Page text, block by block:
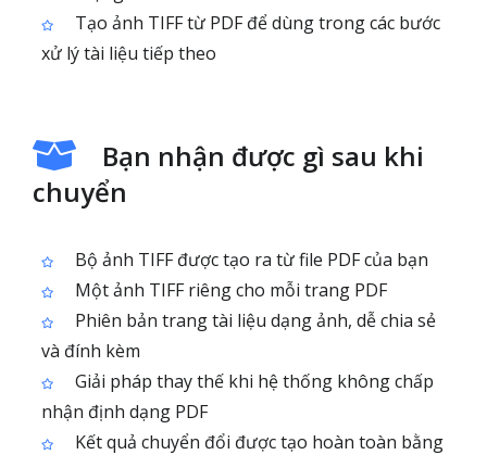
Tạo ảnh TIFF từ PDF để dùng trong các bước
xử lý tài liệu tiếp theo
Bạn nhận được gì sau khi
chuyển
Bộ ảnh TIFF được tạo ra từ file PDF của bạn
Một ảnh TIFF riêng cho mỗi trang PDF
Phiên bản trang tài liệu dạng ảnh, dễ chia sẻ
và đính kèm
Giải pháp thay thế khi hệ thống không chấp
nhận định dạng PDF
Kết quả chuyển đổi được tạo hoàn toàn bằng